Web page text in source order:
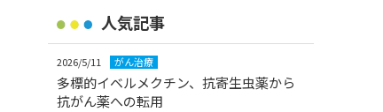
人気記事
2026/5/11 がん治療
多標的イベルメクチン、抗寄生虫薬から
抗がん薬への転用